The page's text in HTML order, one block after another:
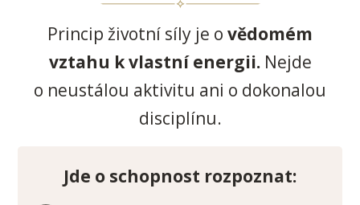
Princip životní síly je o vědomém
vztahu k vlastní energii.Nejde
o neustálou aktivitu ani o dokonalou
disciplínu.
Jde o schopnost rozpoznat: